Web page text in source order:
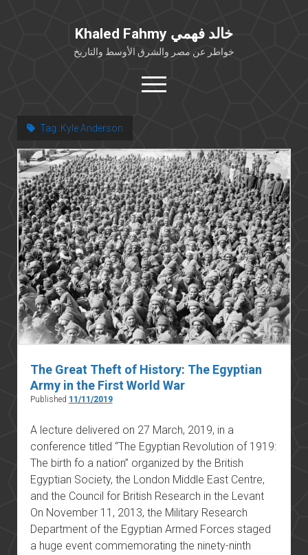
Khaled Fahmy خالد فهمي
خواطر عن مصر والشرق الأوسط والتاريخ
open
menu
خلفية شخصية
كتابات أكاديمية
مقالات صحافية
بوستات من فيسبوك
مقابلات في الإعلام
Languages
Tag: Kyle Anderson
The Great Theft of History: The Egyptian
Army in the First World War
Published 11/11/2019
A lecture delivered on 27 March, 2019, in a
conference titled “The Egyptian Revolution of 1919:
The birth fo a nation” organized by the British
Egyptian Society, the London Middle East Centre,
and the Council for British Research in the Levant
On November 11, 2013, the Military Research
Department of the Egyptian Armed Forces staged
a huge event commemorating the ninety-ninth